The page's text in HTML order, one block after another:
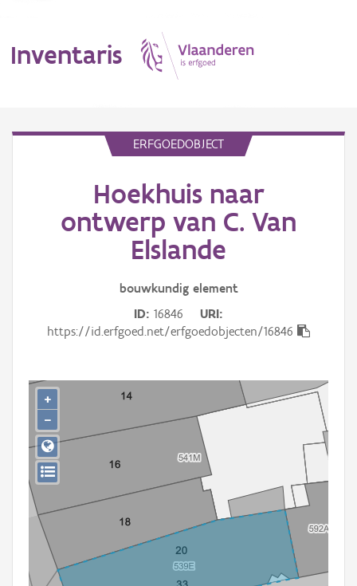
Inventaris
Aanduidingsobject
Gebeurtenis
Downloads
Hergebruik
Aanmelden
ERFGOEDOBJECT
Hoekhuis naar
ontwerp van C. Van
Elslande
bouwkundig element
ID 16846
URI
https://id.erfgoed.net/erfgoedobjecten/16846
+
−